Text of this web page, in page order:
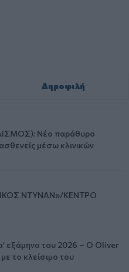
Δημοφιλή
Νέο παράθυρο
μέσω κλινικών
ΝΤΥΝΑΝ»/ΚΕΝΤΡΟ
εξάμηνο του 2026 – Ο Oliver
το κλείσιμο του